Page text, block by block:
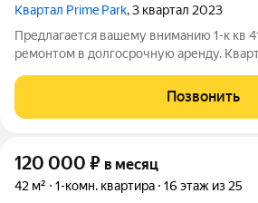
Квартал Prime Park, 3 квартал 2023
Предлагается вашему вниманию 1-к кв
ремонтом в долгосрочную аренду.
установлена система климат контроля,
включая : посудомойку,
Позвонить
120 000 ₽ в месяц
42 м² 1-комн. квартира 16 этаж из 25